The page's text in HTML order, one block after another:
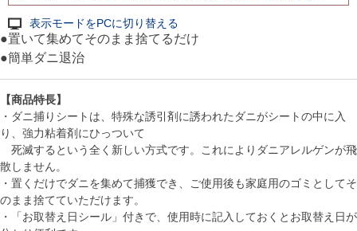
表示モードをPCに切り替える
●置いて集めてそのまま捨てるだけ
●簡単ダニ退治
【商品特長】
・ダニ捕りシートは、特殊な誘引剤に誘われたダニがシートの中に入
り、強力粘着剤にひっついて
死滅するという全く新しい方式です。これによりダニアレルゲンが飛
散しません。
・置くだけでダニを集めて捕獲でき、ご使用後も家庭用のゴミとしてそ
のまま捨てていただけます。
・「お取替え日シール」付きで、使用時に記入しておくとお取替え日が